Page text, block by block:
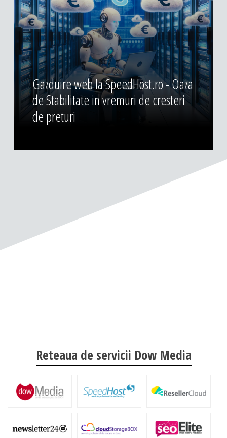
Gazduire web la SpeedHost.ro - Oaza
de Stabilitate in vremuri de cresteri
de preturi
Reteaua de servicii Dow Media